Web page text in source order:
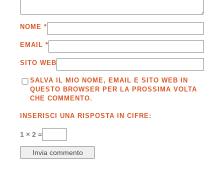
NOME *
EMAIL *
SITO WEB
SALVA IL MIO NOME, EMAIL E SITO WEB IN
QUESTO BROWSER PER LA PROSSIMA VOLTA
CHE COMMENTO.
INSERISCI UNA RISPOSTA IN CIFRE:
1 × 2 =